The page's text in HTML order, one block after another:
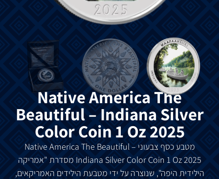
Native America The
Beautiful – Indiana Silver
Color Coin 1 Oz 2025
מטבע כסף צבעוני Native America The Beautiful –
Indiana Silver Color Coin 1 Oz 2025 מסדרת "אמריקה
הילידית היפה", שנוצרה על ידי מטבעת הילידים האמריקאים,